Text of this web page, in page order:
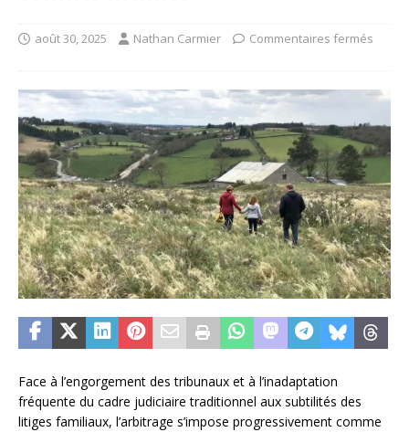
août 30, 2025 Nathan Carmier Commentaires fermés
Face à l’engorgement des tribunaux et à l’inadaptation
fréquente du cadre judiciaire traditionnel aux subtilités des
litiges familiaux, l’arbitrage s’impose progressivement comme